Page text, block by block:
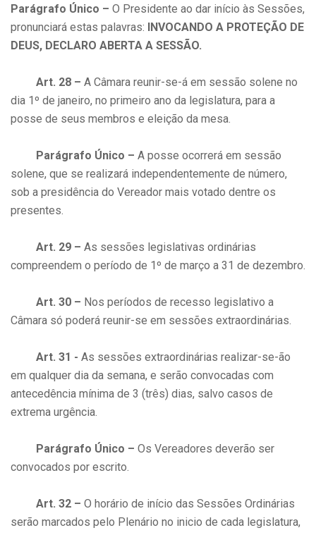
Parágrafo Único – O Presidente ao dar início às Sessões,
pronunciará estas palavras: INVOCANDO A PROTEÇÃO DE
DEUS, DECLARO ABERTA A SESSÃO.
Art. 28 – A Câmara reunir-se-á em sessão solene no
dia 1º de janeiro, no primeiro ano da legislatura, para a
posse de seus membros e eleição da mesa.
Parágrafo Único – A posse ocorrerá em sessão
solene, que se realizará independentemente de número,
sob a presidência do Vereador mais votado dentre os
presentes.
Art. 29 – As sessões legislativas ordinárias
compreendem o período de 1º de março a 31 de dezembro.
Art. 30 – Nos períodos de recesso legislativo a
Câmara só poderá reunir-se em sessões extraordinárias.
Art. 31 - As sessões extraordinárias realizar-se-ão
em qualquer dia da semana, e serão convocadas com
antecedência mínima de 3 (três) dias, salvo casos de
extrema urgência.
Parágrafo Único – Os Vereadores deverão ser
convocados por escrito.
Art. 32 – O horário de início das Sessões Ordinárias
serão marcados pelo Plenário no inicio de cada legislatura,